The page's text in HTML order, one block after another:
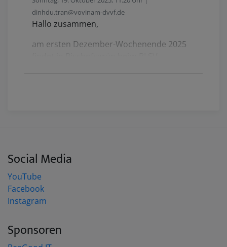
dinhdu.tran@vovinam-dvvf.de
Hallo zusammen,
am ersten Dezember-Wochenende 2025
praktischen Prüfung dann zwei
Lehrgangsteile und Spiele statt, während
es am Sonntag dann nach einer
Trainingseinheit nach dem Mittagessen
Die Ausschreibung ihr im
Downloadbereich
Social Media
YouTube
Facebook
Instagram
Sponsoren